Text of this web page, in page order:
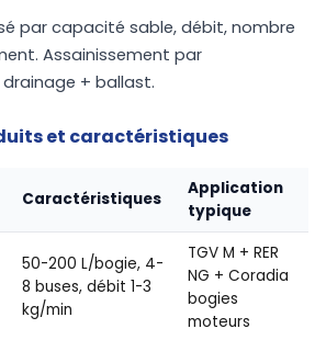
par capacité sable, débit, nombre
Assainissement par
+ ballast.
et caractéristiques
Caractéristiques
Application
typique
50-200 L/bogie, 4-
8 buses, débit 1-3
kg/min
TGV M + RER
NG + Coradia
bogies
moteurs